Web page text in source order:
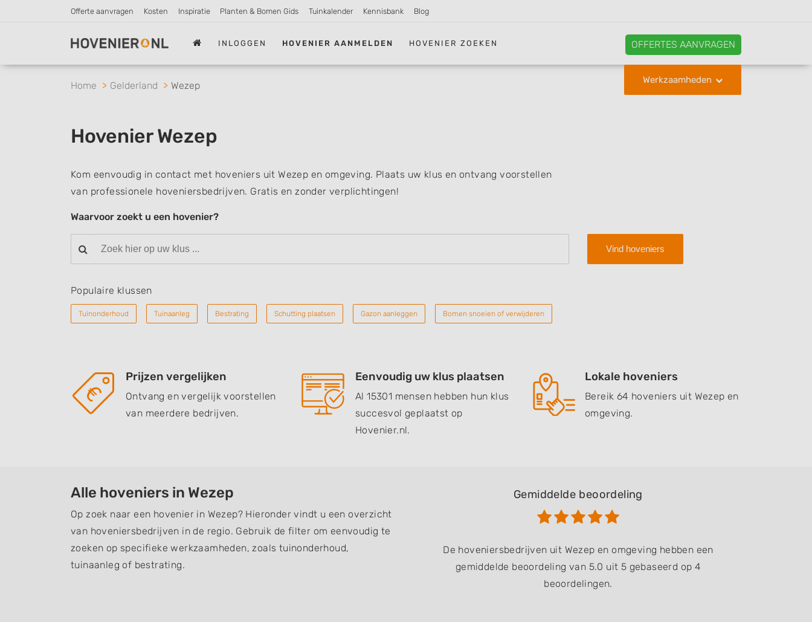
Offerte aanvragen Kosten Inspiratie Planten & Bomen Gids Tuinkalender Kennisbank Blog
INLOGGEN HOVENIER AANMELDEN HOVENIER ZOEKEN OFFERTES AANVRAGEN
Werkzaamheden
Home Gelderland Wezep
Hovenier Wezep
Kom eenvoudig in contact met hoveniers uit Wezep en omgeving. Plaats uw klus en ontvang voorstellen
van professionele hoveniersbedrijven. Gratis en zonder verplichtingen!
Waarvoor zoekt u een hovenier?
Vind hoveniers
Populaire klussen
Tuinonderhoud Tuinaanleg Bestrating Schutting plaatsen Gazon aanleggen Bomen snoeien of verwijderen
Prijzen vergelijken
Ontvang en vergelijk voorstellen
van meerdere bedrijven.
Eenvoudig uw klus plaatsen
Al 15301 mensen hebben hun klus
succesvol geplaatst op
Hovenier.nl.
Lokale hoveniers
Bereik 64 hoveniers uit Wezep en
omgeving.
Alle hoveniers in Wezep
Op zoek naar een hovenier in Wezep? Hieronder vindt u een overzicht
van hoveniersbedrijven in de regio. Gebruik de filter om eenvoudig te
zoeken op specifieke werkzaamheden, zoals tuinonderhoud,
tuinaanleg of bestrating.
Gemiddelde beoordeling
De hoveniersbedrijven uit Wezep en omgeving hebben een
gemiddelde beoordeling van 5.0 uit 5 gebaseerd op 4
beoordelingen.